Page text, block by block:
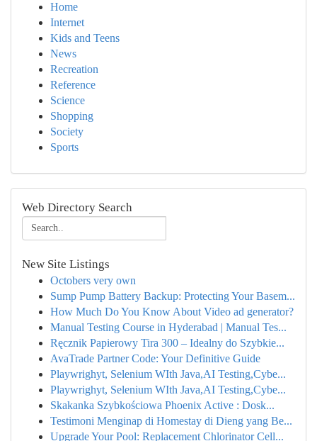
Home
Internet
Kids and Teens
News
Recreation
Reference
Science
Shopping
Society
Sports
Web Directory Search
New Site Listings
Octobers very own
Sump Pump Battery Backup: Protecting Your Basem...
How Much Do You Know About Video ad generator?
Manual Testing Course in Hyderabad | Manual Tes...
Ręcznik Papierowy Tira 300 – Idealny do Szybkie...
AvaTrade Partner Code: Your Definitive Guide
Playwrighyt, Selenium WIth Java,AI Testing,Cybe...
Playwrighyt, Selenium WIth Java,AI Testing,Cybe...
Skakanka Szybkościowa Phoenix Active : Dosk...
Testimoni Menginap di Homestay di Dieng yang Be...
Upgrade Your Pool: Replacement Chlorinator Cell...